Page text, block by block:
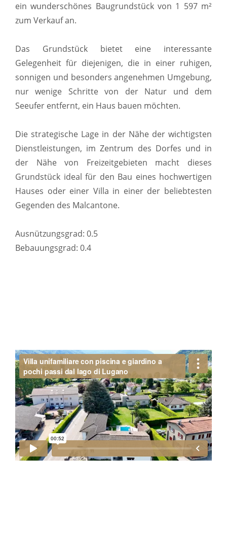
ein wunderschönes Baugrundstück von 1 597 m²
zum Verkauf an.
Das Grundstück bietet eine interessante
Gelegenheit für diejenigen, die in einer ruhigen,
sonnigen und besonders angenehmen Umgebung,
nur wenige Schritte von der Natur und dem
Seeufer entfernt, ein Haus bauen möchten.
Die strategische Lage in der Nähe der wichtigsten
Dienstleistungen, im Zentrum des Dorfes und in
der Nähe von Freizeitgebieten macht dieses
Grundstück ideal für den Bau eines hochwertigen
Hauses oder einer Villa in einer der beliebtesten
Gegenden des Malcantone.
Ausnützungsgrad: 0.5
Bebauungsgrad: 0.4